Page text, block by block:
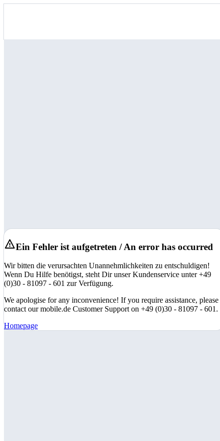
Ein Fehler ist aufgetreten / An error has occurred
Wir bitten die verursachten Unannehmlichkeiten zu entschuldigen!
Wenn Du Hilfe benötigst, steht Dir unser Kundenservice unter +49
(0)30 - 81097 - 601 zur Verfügung.
We apologise for any inconvenience! If you require assistance, please
contact our mobile.de Customer Support on +49 (0)30 - 81097 - 601.
Homepage